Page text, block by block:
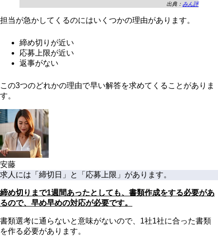
出典： みん評
担当が急かしてくるのにはいくつかの理由があります。
締め切りが近い
応募上限が近い
返事がない
この3つのどれかの理由で早い解答を求めてくることがありま
す。
安藤
求人には「締切日」と「応募上限」があります。
締め切りまで1週間あったとしても、書類作成をする必要があ
るので、早め早めの対応が必要です。
書類選考に通らないと意味がないので、1社1社に合った書類
を作る必要があります。